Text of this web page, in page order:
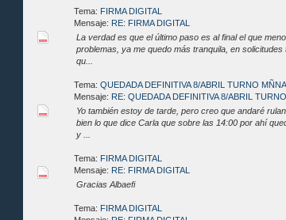
Tema: FIRMA DIGITAL
Mensaje: RE: FIRMA DIGITAL
La verdad es que el último paso es al final el que
problemas, ya me quedo más tranquila, en
qu...
Tema: QUEDADA DEFINITIVA 8/ABRIL TURNO
Mensaje: RE: QUEDADA DEFINITIVA 8/ABRIL
Yo también estoy de tarde, pero creo que andaré
bien lo que dice Carla que sobre las 14:00 por ahí
y ...
Tema: FIRMA DIGITAL
Mensaje: RE: FIRMA DIGITAL
Gracias Albaefi
Tema: FIRMA DIGITAL